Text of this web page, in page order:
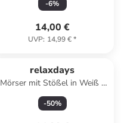
PowerLine in rot
-6%
14,00 €
UVP: 14,99 €*
relaxdays
Mörser mit Stößel in Weiß -
Ø 10 cm
-50%